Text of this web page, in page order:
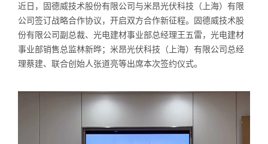
近日，固德威技术股份有限公司与米昂光伏科技（上海）有限
公司签订战略合作协议，开启双方合作新征程。固德威技术股
份有限公司副总裁、光电建材事业部总经理王五雷，光电建材
事业部销售总监林新晔；米昂光伏科技（上海）有限公司总经
理蔡建、联合创始人张道亮等出席本次签约仪式。